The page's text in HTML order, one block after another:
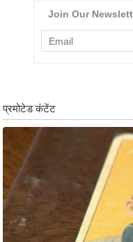
n
g
w
s
ला
इ